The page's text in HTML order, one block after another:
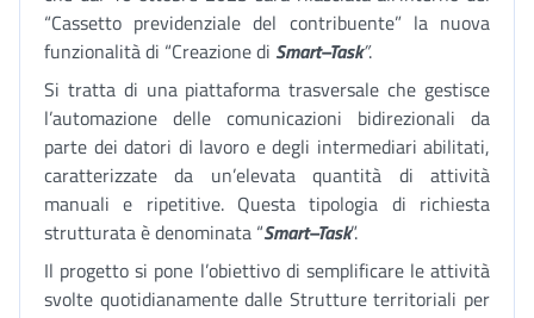
“Cassetto previdenziale del contribuente” la nuova
funzionalità di “Creazione di Smart–Task”.
Si tratta di una piattaforma trasversale che gestisce
l’automazione delle comunicazioni bidirezionali da
parte dei datori di lavoro e degli intermediari abilitati,
caratterizzate da un’elevata quantità di attività
manuali e ripetitive. Questa tipologia di richiesta
strutturata è denominata “Smart–Task”.
Il progetto si pone l’obiettivo di semplificare le attività
svolte quotidianamente dalle Strutture territoriali per